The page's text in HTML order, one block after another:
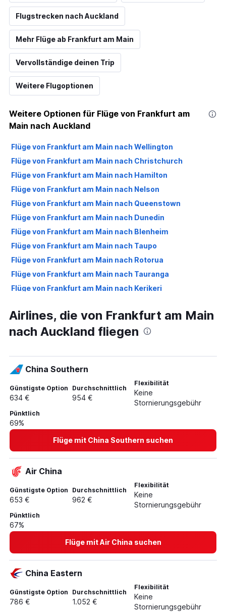
Flugstrecken nach Auckland
Mehr Flüge ab Frankfurt am Main
Vervollständige deinen Trip
Weitere Flugoptionen
Weitere Optionen für Flüge von Frankfurt am
Main nach Auckland
Flüge von Frankfurt am Main nach Wellington
Flüge von Frankfurt am Main nach Christchurch
Flüge von Frankfurt am Main nach Hamilton
Flüge von Frankfurt am Main nach Nelson
Flüge von Frankfurt am Main nach Queenstown
Flüge von Frankfurt am Main nach Dunedin
Flüge von Frankfurt am Main nach Blenheim
Flüge von Frankfurt am Main nach Taupo
Flüge von Frankfurt am Main nach Rotorua
Flüge von Frankfurt am Main nach Tauranga
Flüge von Frankfurt am Main nach Kerikeri
Airlines, die von Frankfurt am Main
nach Auckland fliegen
China Southern
Günstigste Option
634 €
Durchschnittlich
954 €
Flexibilität
Keine
Stornierungsgebühr
Pünktlich
69%
Flüge mit China Southern suchen
Air China
Günstigste Option
653 €
Durchschnittlich
962 €
Flexibilität
Keine
Stornierungsgebühr
Pünktlich
67%
Flüge mit Air China suchen
China Eastern
Günstigste Option
786 €
Durchschnittlich
1.052 €
Flexibilität
Keine
Stornierungsgebühr